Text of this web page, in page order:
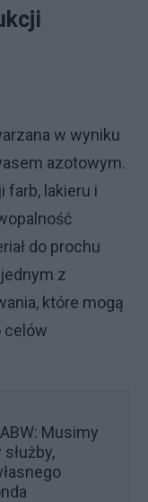
w wyniku
azotowym.
farb, lakieru i
do prochu
z
które mogą
celów
Musimy